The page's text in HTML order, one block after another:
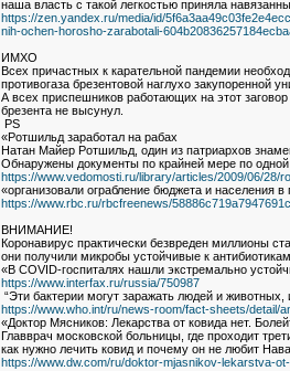
наша власть с такой легкостью приняла
https://zen.yandex.ru/media/id/
nih-ochen-horosho-zarabotali-
ИМХО
Всех причастных к карательной пандемии
противогаза брезентовой наглухо закупоренной
А всех приспешников работающих на этот
брезента не высунул.
PS
«Ротшильд заработал на рабах
Натан Майер Ротшильд, один из патриархов
Обнаружены документы по крайней мере по одной
https://www.vedomosti.ru/library/articles/2009/06/28/
«организовали ограбление бюджета и населения
https://www.rbc.ru/rbcfreenews/
ВНИМАНИЕ!
Коронавирус практически безвреден миллионы
они получили микробы устойчивые к
«В COVID-госпиталях нашли экстремально
https://www.interfax.ru/russia/750987
“Эти бактерии могут заражать людей и
https://www.who.int/ru/news-room/fact-sheets/detail/
«Доктор Мясников: Лекарства от ковида нет.
Главврач московской больницы, где проходит
как нужно лечить ковид и почему он не любит
https://www.dw.com/ru/doktor-mjasnikov-lekarstva-